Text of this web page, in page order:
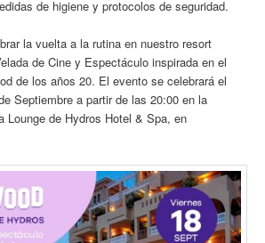
de higiene y protocolos de seguridad.
la vuelta a la rutina en nuestro resort
de Cine y Espectáculo inspirada en el
de los años 20. El evento se celebrará el
Septiembre a partir de las 20:00 en la
Lounge de Hydros Hotel & Spa, en